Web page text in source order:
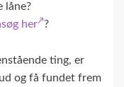
låne?
her ?
ting, er
og få fundet frem